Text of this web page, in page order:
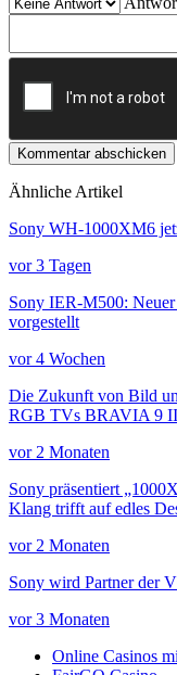
Kommentar abschicken
Ähnliche Artikel
Sony WH-1000XM6
vor 3 Tagen
Sony IER-M500:
vorgestellt
vor 4 Wochen
Die Zukunft von Bild
RGB TVs BRAVIA 9
vor 2 Monaten
Sony präsentiert
Klang trifft auf edles
vor 2 Monaten
Sony wird Partner der
vor 3 Monaten
Online Casinos